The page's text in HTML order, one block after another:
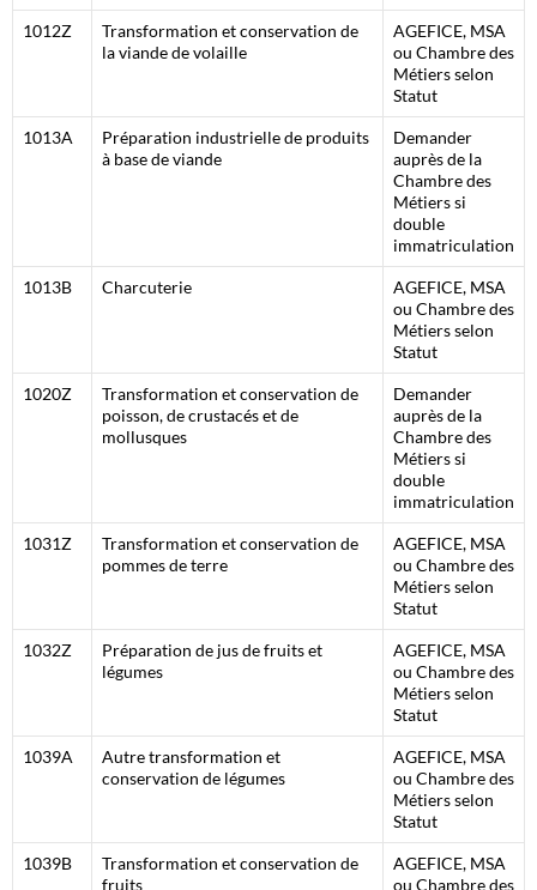
1012Z
Transformation et conservation de
la viande de volaille
AGEFICE, MSA
ou Chambre des
Métiers selon
Statut
1013A
Préparation industrielle de produits
à base de viande
Demander
auprès de la
Chambre des
Métiers si
double
immatriculation
1013B Charcuterie
AGEFICE, MSA
ou Chambre des
Métiers selon
Statut
1020Z
Transformation et conservation de
poisson, de crustacés et de
mollusques
Demander
auprès de la
Chambre des
Métiers si
double
immatriculation
1031Z
Transformation et conservation de
pommes de terre
AGEFICE, MSA
ou Chambre des
Métiers selon
Statut
1032Z
Préparation de jus de fruits et
légumes
AGEFICE, MSA
ou Chambre des
Métiers selon
Statut
1039A
Autre transformation et
conservation de légumes
AGEFICE, MSA
ou Chambre des
Métiers selon
Statut
1039B
Transformation et conservation de
fruits
AGEFICE, MSA
ou Chambre des